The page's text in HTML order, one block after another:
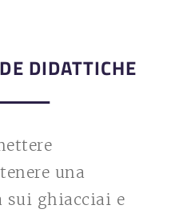
DIDATTICHE
una
sui ghiacciai e